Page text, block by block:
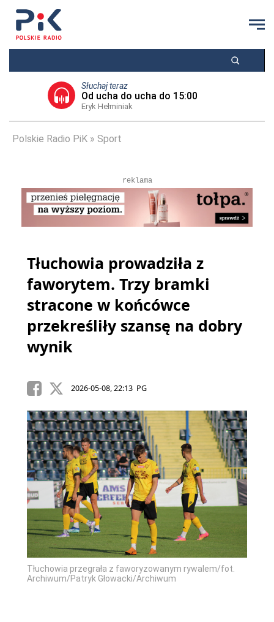
Słuchaj teraz
Od ucha do ucha do 15:00
Eryk Hełminiak
Polskie Radio PiK Sport
reklama
Tłuchowia prowadziła z
faworytem. Trzy bramki
stracone w końcówce
przekreśliły szansę na dobry
wynik
2026-05-08, 22:13 PG
Tłuchowia przegrała z faworyzowanym rywalem/fot.
Archiwum/Patryk Głowacki/Archiwum